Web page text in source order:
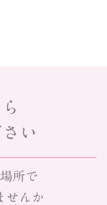
い
所で
せんか